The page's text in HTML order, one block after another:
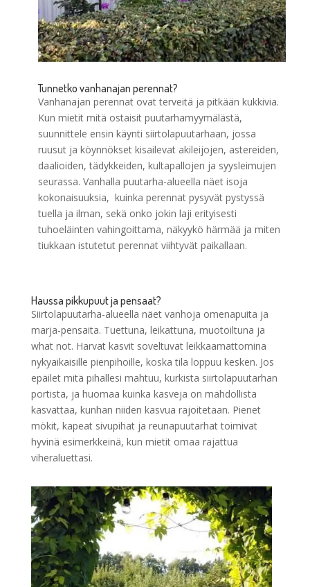
Tunnetko vanhanajan perennat?
Vanhanajan perennat ovat terveitä ja pitkään kukkivia.
Kun mietit mitä ostaisit puutarhamyymälästä,
suunnittele ensin käynti siirtolapuutarhaan, jossa
ruusut ja köynnökset kisailevat akileijojen, astereiden,
daalioiden, tädykkeiden, kultapallojen ja syysleimujen
seurassa. Vanhalla puutarha-alueella näet isoja
kokonaisuuksia, kuinka perennat pysyvät pystyssä
tuella ja ilman, sekä onko jokin laji erityisesti
tuhoeläinten vahingoittama, näkyykö härmää ja miten
tiukkaan istutetut perennat viihtyvät paikallaan.
Haussa pikkupuut ja pensaat?
Siirtolapuutarha-alueella näet vanhoja omenapuita ja
marja-pensaita. Tuettuna, leikattuna, muotoiltuna ja
what not. Harvat kasvit soveltuvat leikkaamattomina
nykyaikaisille pienpihoille, koska tila loppuu kesken. Jos
epäilet mitä pihallesi mahtuu, kurkista siirtolapuutarhan
portista, ja huomaa kuinka kasveja on mahdollista
kasvattaa, kunhan niiden kasvua rajoitetaan. Pienet
mökit, kapeat sivupihat ja reunapuutarhat toimivat
hyvinä esimerkkeinä, kun mietit omaa rajattua
viheraluettasi.